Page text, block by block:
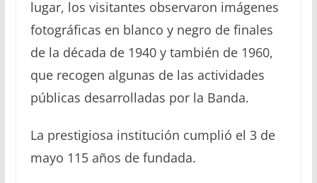
lugar, los visitantes observaron imágenes
fotográficas en blanco y negro de finales
de la década de 1940 y también de1960,
que recogen algunas de las actividades
públicas desarrolladas por la Banda.
La prestigiosa institución cumplió el 3 de
mayo 115 años de fundada.